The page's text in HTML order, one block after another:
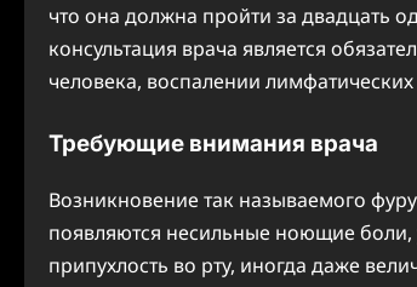
что она должна пройти за двадцать
консультация врача является
человека, воспалении
Требующие внимания врача
Возникновение так называемого
появляются несильные ноющие
припухлость во рту, иногда даже